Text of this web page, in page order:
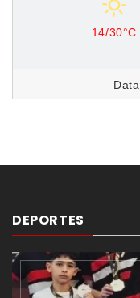
14/30°C
DEPORTES